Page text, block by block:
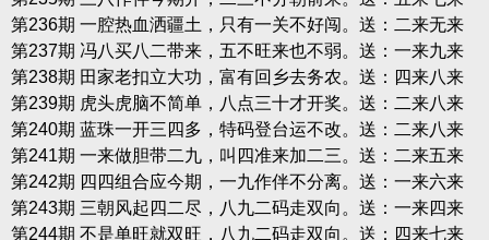
第236期 一腔热血洒疆土，只有一关不好闯。送：二来无来
第237期 冯八买八二带来，五不旺来也不弱。送：一来九来
第238期 田家老扣立大功，富有回乡去务农。送：四来八来
第239期 虎头虎脑不简单，八点三十才开奖。送：二来八来
第240期 蓝珠一开三四多，特码登台运不改。送：二来八来
第241期 一来做胆带二九，叫四准来加二三。送：二来五来
第242期 四四组合应今期，一九作伴不分离。送：一来六来
第243期 三朝风起四二尽，八九二码走双向。送：一来四来
第244期 不是单旺就双旺，八九二码走双向。送：四来七来